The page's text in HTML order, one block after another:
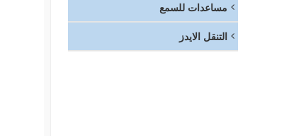
مساعدات للسمع
التنقل الايدز